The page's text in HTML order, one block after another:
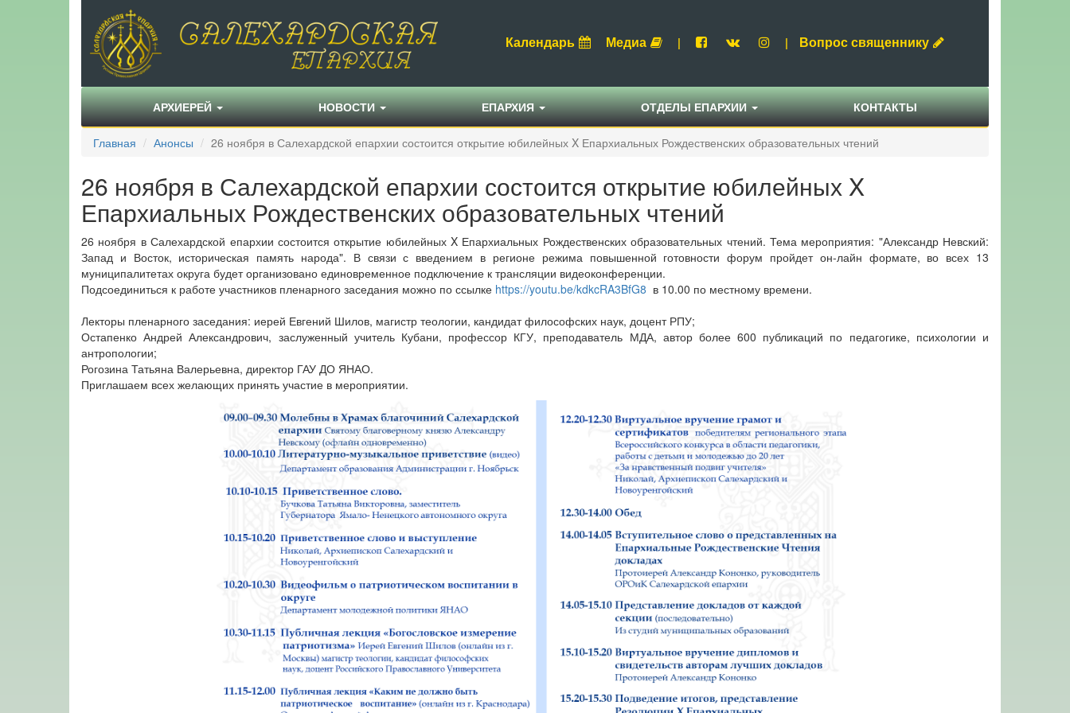
Календарь Медиа | | Вопрос священнику
АРХИЕРЕЙ НОВОСТИ ЕПАРХИЯ ОТДЕЛЫ ЕПАРХИИ КОНТАКТЫ
Главная Анонсы 26 ноября в Салехардской епархии состоится открытие юбилейных X Епархиальных Рождественских образовательных чтений
26 ноября в Салехардской епархии состоится открытие юбилейных X
Епархиальных Рождественских образовательных чтений
26 ноября в Салехардской епархии состоится открытие юбилейных X Епархиальных Рождественских образовательных чтений. Тема мероприятия: "Александр Невский:
Запад и Восток, историческая память народа". В связи с введением в регионе режима повышенной готовности форум пройдет он-лайн формате, во всех 13
муниципалитетах округа будет организовано единовременное подключение к трансляции видеоконференции.
Подсоединиться к работе участников пленарного заседания можно по ссылке https://youtu.be/kdkcRA3BfG8 в 10.00 по местному времени.
Лекторы пленарного заседания: иерей Евгений Шилов, магистр теологии, кандидат философских наук, доцент РПУ;
Остапенко Андрей Александрович, заслуженный учитель Кубани, профессор КГУ, преподаватель МДА, автор более 600 публикаций по педагогике, психологии и
антропологии;
Рогозина Татьяна Валерьевна, директор ГАУ ДО ЯНАО.
Приглашаем всех желающих принять участие в мероприятии.